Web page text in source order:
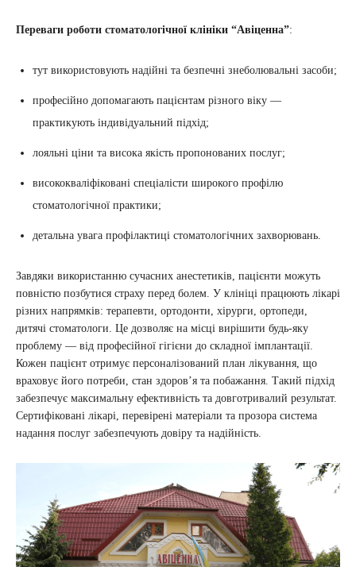
Переваги роботи стоматологічної клініки “Авіценна”:
тут використовують надійні та безпечні знеболювальні засоби;
професійно допомагають пацієнтам різного віку —
практикують індивідуальний підхід;
лояльні ціни та висока якість пропонованих послуг;
висококваліфіковані спеціалісти широкого профілю
стоматологічної практики;
детальна увага профілактиці стоматологічних захворювань.
Завдяки використанню сучасних анестетиків, пацієнти можуть
повністю позбутися страху перед болем. У клініці працюють лікарі
різних напрямків: терапевти, ортодонти, хірурги, ортопеди,
дитячі стоматологи. Це дозволяє на місці вирішити будь-яку
проблему — від професійної гігієни до складної імплантації.
Кожен пацієнт отримує персоналізований план лікування, що
враховує його потреби, стан здоров’я та побажання. Такий підхід
забезпечує максимальну ефективність та довготривалий результат.
Сертифіковані лікарі, перевірені матеріали та прозора система
надання послуг забезпечують довіру та надійність.